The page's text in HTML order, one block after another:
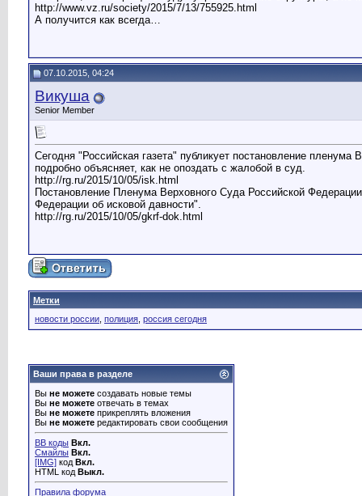
http://www.vz.ru/society/2015/7/13/755925.html
А получится как всегда…
07.10.2015, 04:24
Викуша
Senior Member
Сегодня "Российская газета" публикует постановление
подробно объясняет, как не опоздать с жалобой в суд.
http://rg.ru/2015/10/05/isk.html
Постановление Пленума Верховного Суда Российской
Федерации об исковой давности".
http://rg.ru/2015/10/05/gkrf-dok.html
Метки
новости россии полиция россия сегодня
Ваши права в разделе
Вы не можете создавать новые темы
Вы не можете отвечать в темах
Вы не можете прикреплять вложения
Вы не можете редактировать свои сообщения
BB коды Вкл.
Смайлы Вкл.
[IMG] код Вкл.
HTML код Выкл.
Правила форума